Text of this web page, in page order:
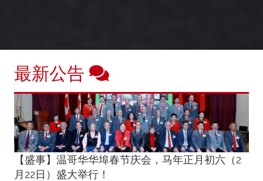
最新公告
【盛事】温哥华华埠春节庆会，马年正月初六（2
月22日）盛大举行！